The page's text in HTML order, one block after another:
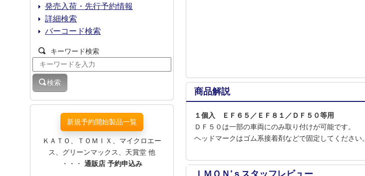
商品解説
１個入 ＥＦ６５／ＥＦ８１／ＤＦ５０等用
ＤＦ５０は一部の車両にのみ取り付けが可能です。
ヘッドマークはゴム系接着剤などで固定してください。
発売入荷・先行予約情報
詳細検索
バーコード検索
キーワード検索
検索
新規予約開始製品一覧
ＫＡＴＯ、ＴＯＭＩＸ、マイクロエー
ス、グリーンマックス、天賞堂 他
・・・ 通販店 予約申込み